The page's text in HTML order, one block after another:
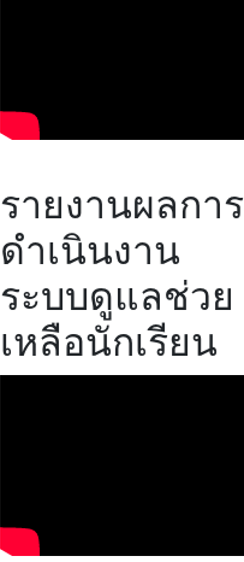
รายงานผลการ
ดำเนินงาน
ระบบดูแลช่วย
เหลือนักเรียน